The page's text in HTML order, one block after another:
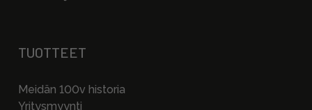
TUOTTEET
Meidän 100v historia
Yritysmyynti